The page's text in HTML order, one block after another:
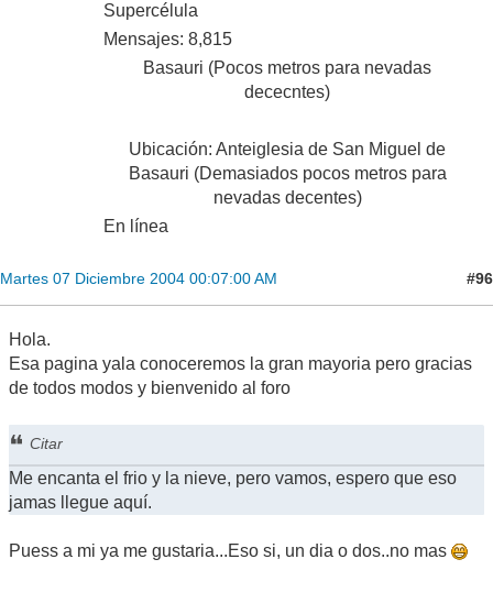
Supercélula
Mensajes: 8,815
Basauri (Pocos metros para nevadas
dececntes)
Ubicación: Anteiglesia de San Miguel de
Basauri (Demasiados pocos metros para
nevadas decentes)
En línea
Martes 07 Diciembre 2004 00:07:00 AM #96
Hola.
Esa pagina yala conoceremos la gran mayoria pero gracias
de todos modos y bienvenido al foro
Citar
Me encanta el frio y la nieve, pero vamos, espero que eso
jamas llegue aquí.
Puess a mi ya me gustaria...Eso si, un dia o dos..no mas